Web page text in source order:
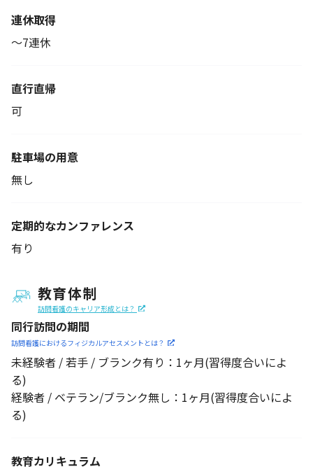
連休取得
～7連休
直行直帰
可
駐車場の用意
無し
定期的なカンファレンス
有り
教育体制
訪問看護のキャリア形成とは？
同行訪問の期間
訪問看護におけるフィジカルアセスメントとは？
未経験者 / 若手 / ブランク有り：1ヶ月(習得度合いによ
る)
経験者 / ベテラン/ブランク無し：1ヶ月(習得度合いによ
る)
教育カリキュラム